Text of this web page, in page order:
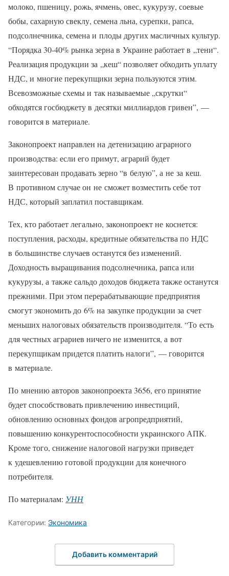
молоко, пшеницу, рожь, ячмень, овес, кукурузу, соевые
бобы, сахарную свеклу, семена льна, сурепки, рапса,
подсолнечника, семена и плоды других масличных культур.
“Порядка 30-40% рынка зерна в Украине работает в „тени“.
Реализация продукции за „кеш“ позволяет обходить уплату
НДС, и многие перекупщики зерна пользуются этим.
Всевозможные схемы и так называемые „скрутки“
обходятся госбюджету в десятки миллиардов гривен”, —
говорится в материале.
Законопроект направлен на детенизацию аграрного
производства: если его примут, аграрий будет
заинтересован продавать зерно “в белую”, а не за кеш.
В противном случае он не сможет возместить себе тот
НДС, который заплатил поставщикам.
Тех, кто работает легально, законопроект не коснется:
поступления, расходы, кредитные обязательства по НДС
в большинстве случаев останутся без изменений.
Доходность выращивания подсолнечника, рапса или
кукурузы, а также сальдо доходов бюджета также останутся
прежними. При этом перерабатывающие предприятия
смогут экономить до 6% на закупке продукции за счет
меньших налоговых обязательств производителя. “То есть
для честных аграриев ничего не изменится, а вот
перекупщикам придется платить налоги”, — говорится
в материале.
По мнению авторов законопроекта 3656, его принятие
будет способствовать привлечению инвестиций,
обновлению основных фондов агропредприятий,
повышению конкурентоспособности украинского АПК.
Кроме того, снижение налоговой нагрузки приведет
к удешевлению готовой продукции для конечного
потребителя.
По материалам: УНН
Категории: Экономика
Добавить комментарий